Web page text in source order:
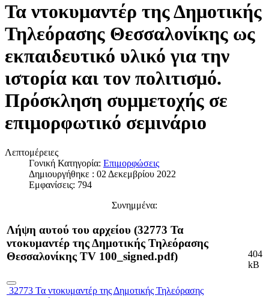
Τα ντοκυμαντέρ της Δημοτικής
Τηλεόρασης Θεσσαλονίκης ως
εκπαιδευτικό υλικό για την
ιστορία και τον πολιτισμό.
Πρόσκληση συμμετοχής σε
επιμορφωτικό σεμινάριο
Λεπτομέρειες
Γονική Κατηγορία: Επιμορφώσεις
Δημιουργήθηκε : 02 Δεκεμβρίου 2022
Εμφανίσεις: 794
Συνημμένα:
Λήψη αυτού του αρχείου (32773 Τα
ντοκυμαντέρ της Δημοτικής Τηλεόρασης
Θεσσαλονίκης ΤV 100_signed.pdf)
32773 Τα ντοκυμαντέρ της Δημοτικής Τηλεόρασης
404
kB